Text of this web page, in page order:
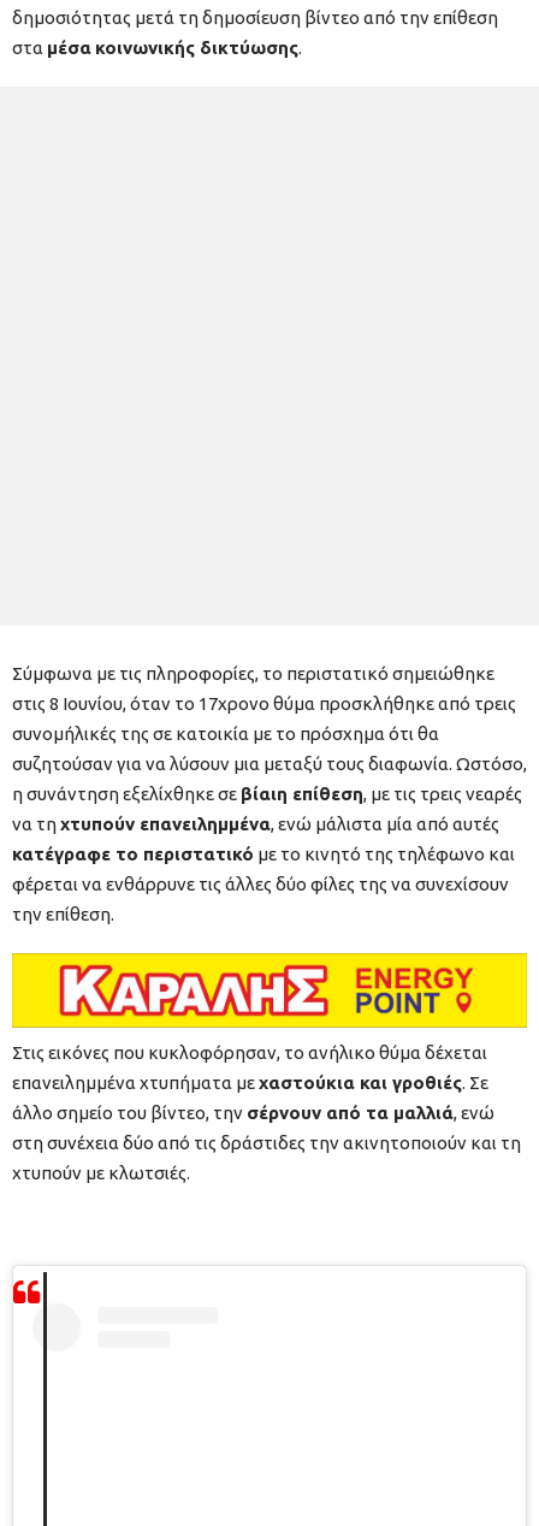
δημοσιότητας μετά τη δημοσίευση βίντεο από την επίθεση
στα μέσα κοινωνικής δικτύωσης.
Σύμφωνα με τις πληροφορίες, το περιστατικό σημειώθηκε
στις 8 Ιουνίου, όταν το 17χρονο θύμα προσκλήθηκε από τρεις
συνομήλικές της σε κατοικία με το πρόσχημα ότι θα
συζητούσαν για να λύσουν μια μεταξύ τους διαφωνία. Ωστόσο,
η συνάντηση εξελίχθηκε σε βίαιη επίθεση, με τις τρεις νεαρές
να τηχτυπούν επανειλημμένα, ενώ μάλιστα μία από αυτές
κατέγραφε το περιστατικό με το κινητό της τηλέφωνο και
φέρεται να ενθάρρυνε τις άλλες δύο φίλες της να συνεχίσουν
την επίθεση.
Στις εικόνες που κυκλοφόρησαν, το ανήλικο θύμα δέχεται
επανειλημμένα χτυπήματα μεχαστούκια και γροθιές. Σε
άλλο σημείο του βίντεο, την σέρνουν από τα μαλλιά, ενώ
στη συνέχεια δύο από τις δράστιδες την ακινητοποιούν και τη
χτυπούν με κλωτσιές.